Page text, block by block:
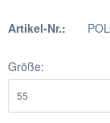
Artikel-Nr.:
Größe: